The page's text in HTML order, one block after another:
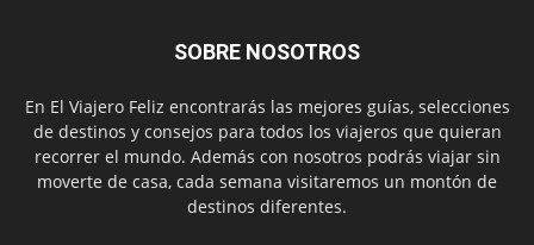
SOBRE NOSOTROS
En El Viajero Feliz encontrarás las mejores guías, selecciones
de destinos y consejos para todos los viajeros que quieran
recorrer el mundo. Además con nosotros podrás viajar sin
moverte de casa, cada semana visitaremos un montón de
destinos diferentes.